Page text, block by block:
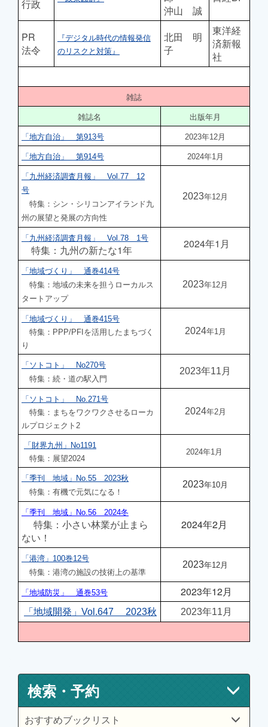
行政
沖山 誠
PR
法令
『デジタル時代の情報発信
のリスクと対策』
北田 明
子
東洋経
済新報
社
雑誌
雑誌名
出版年月
「地方自治」 第913号 2023年12月
「地方自治」 第914号 2024年1月
「九州経済調査月報」 Vol.77 12
号
特集：シン・シリコンアイランド九
州の展望と発展の方向性
2023年12月
「九州経済調査月報」 Vol.78 1号
特集：九州の新たな1年 2024年1月
「地域づくり」 通巻414号
特集：地域の未来を担うローカルス
タートアップ
2023年12月
「地域づくり」 通巻415号
特集：PPP/PFIを活用したまちづく
り
2024年1月
「ソトコト」 No270号
特集：続・道の駅入門
2023年11月
「ソトコト」 No.271号
特集：まちをワクワクさせるローカ
ルプロジェクト2
2024年2月
「財界九州」No1191
特集：展望2024
2024年1月
「季刊 地域」No.55 2023秋
特集：有機で元気になる！
2023年10月
「季刊 地域」No.56 2024冬
特集：小さい林業が止まら
ない！
2024年2月
「港湾」100巻12号
特集：港湾の施設の技術上の基準
2023年12月
「地域防災」 通巻53号 2023年12月
「地域開発」Vol.647 2023秋 2023年11月
検索・予約
おすすめブックリスト